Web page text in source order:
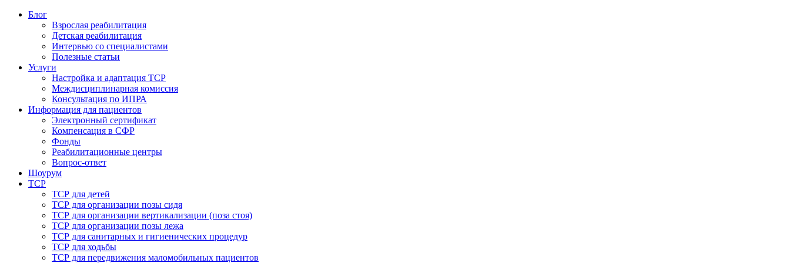
Блог
Взрослая реабилитация
Детская реабилитация
Интервью со специалистами
Полезные статьи
Услуги
Настройка и адаптация ТСР
Междисциплинарная комиссия
Консультация по ИПРА
Информация для пациентов
Электронный сертификат
Компенсация в СФР
Фонды
Реабилитационные центры
Вопрос-ответ
Шоурум
ТСР
ТСР для детей
ТСР для организации позы сидя
ТСР для организации вертикализации (поза стоя)
ТСР для организации позы лежа
ТСР для санитарных и гигиенических процедур
ТСР для ходьбы
ТСР для передвижения маломобильных пациентов